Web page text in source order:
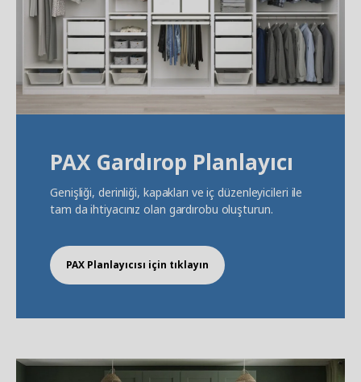
PAX Gardırop Planlayıcı
Genişliği, derinliği, kapakları ve iç düzenleyicileri ile
tam da ihtiyacınız olan gardırobu oluşturun.
PAX Planlayıcısı için tıklayın